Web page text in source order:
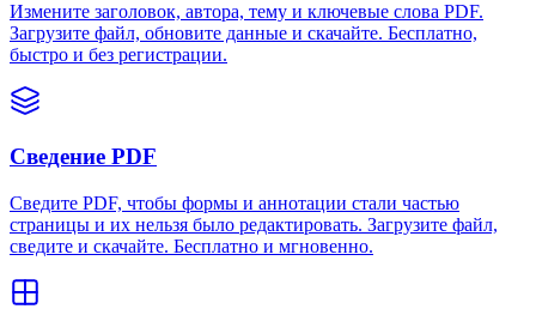
Измените заголовок, автора, тему и ключевые слова PDF.
Загрузите файл, обновите данные и скачайте. Бесплатно,
быстро и без регистрации.
Сведение PDF
Сведите PDF, чтобы формы и аннотации стали частью
страницы и их нельзя было редактировать. Загрузите файл,
сведите и скачайте. Бесплатно и мгновенно.